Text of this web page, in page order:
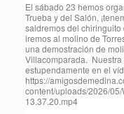
⁠El sábado 23 hemos
Trueba y del Salón,
saldremos del
iremos al molino de
una demostración de
Villacomparada.
estupendamente en el
https://
content/uploads/2026/
13.37.20.mp4